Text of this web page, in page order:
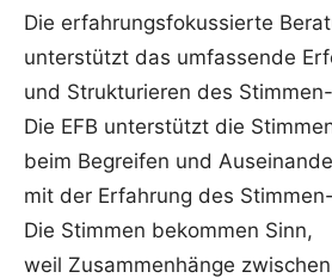
Die erfahrungsfokussierte
unterstützt das umfassende
und Strukturieren des
Die EFB unterstützt die
beim Begreifen und
mit der Erfahrung des
Die Stimmen bekommen Sinn,
weil Zusammenhänge